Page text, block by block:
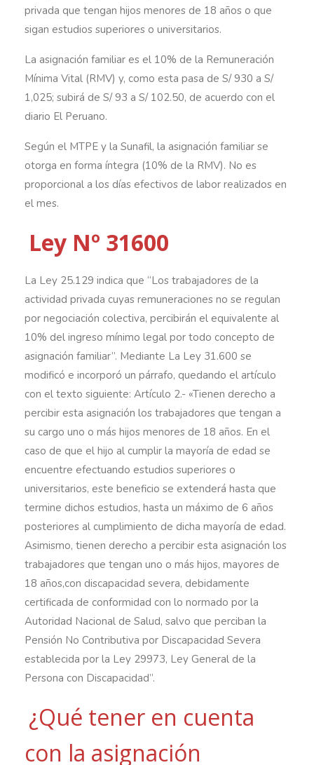
privada que tengan hijos menores de 18 años o que
sigan estudios superiores o universitarios.
La asignación familiar es el 10% de la Remuneración
Mínima Vital (RMV) y, como esta pasa de S/ 930 a S/
1,025; subirá de S/ 93 a S/ 102.50, de acuerdo con el
diario El Peruano.
Según el MTPE y la Sunafil, la asignación familiar se
otorga en forma íntegra (10% de la RMV). No es
proporcional a los días efectivos de labor realizados en
el mes.
Ley Nº 31600
La Ley 25.129 indica que “Los trabajadores de la
actividad privada cuyas remuneraciones no se regulan
por negociación colectiva, percibirán el equivalente al
10% del ingreso mínimo legal por todo concepto de
asignación familiar”. Mediante La Ley 31.600 se
modificó e incorporó un párrafo, quedando el artículo
con el texto siguiente: Artículo 2.- «Tienen derecho a
percibir esta asignación los trabajadores que tengan a
su cargo uno o más hijos menores de 18 años. En el
caso de que el hijo al cumplir la mayoría de edad se
encuentre efectuando estudios superiores o
universitarios, este beneficio se extenderá hasta que
termine dichos estudios, hasta un máximo de 6 años
posteriores al cumplimiento de dicha mayoría de edad.
Asimismo, tienen derecho a percibir esta asignación los
trabajadores que tengan uno o más hijos, mayores de
18 años,con discapacidad severa, debidamente
certificada de conformidad con lo normado por la
Autoridad Nacional de Salud, salvo que perciban la
Pensión No Contributiva por Discapacidad Severa
establecida por la Ley 29973, Ley General de la
Persona con Discapacidad”.
¿Qué tener en cuenta
con la asignación